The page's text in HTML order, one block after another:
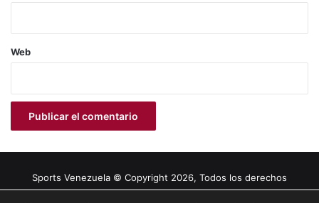
Web
Sports Venezuela © Copyright 2026, Todos los derechos